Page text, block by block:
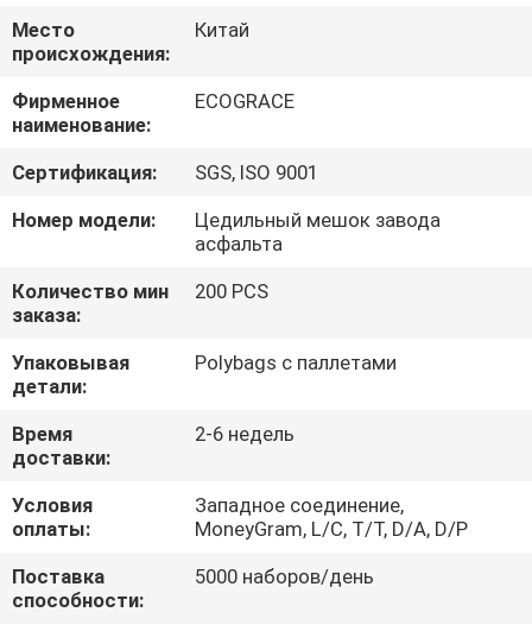
НАС
ПУТЕШЕСТВИЕ
ФАБРИКИ
ПРОВЕРКА
МЫ
НОВОСТИ
СПРОСИТЕ
ЦИТАТУ
Место
происхождения:
Китай
Фирменное
наименование:
ECOGRACE
Сертификация:
SGS, ISO 9001
Номер модели:
Цедильный мешок завода
асфальта
Количество мин
заказа:
200 PCS
Упаковывая
детали:
Polybags с паллетами
Время
доставки:
2-6 недель
Условия
оплаты:
Западное соединение,
MoneyGram, L/C, T/T, D/A, D/P
Поставка
способности:
5000 наборов/день